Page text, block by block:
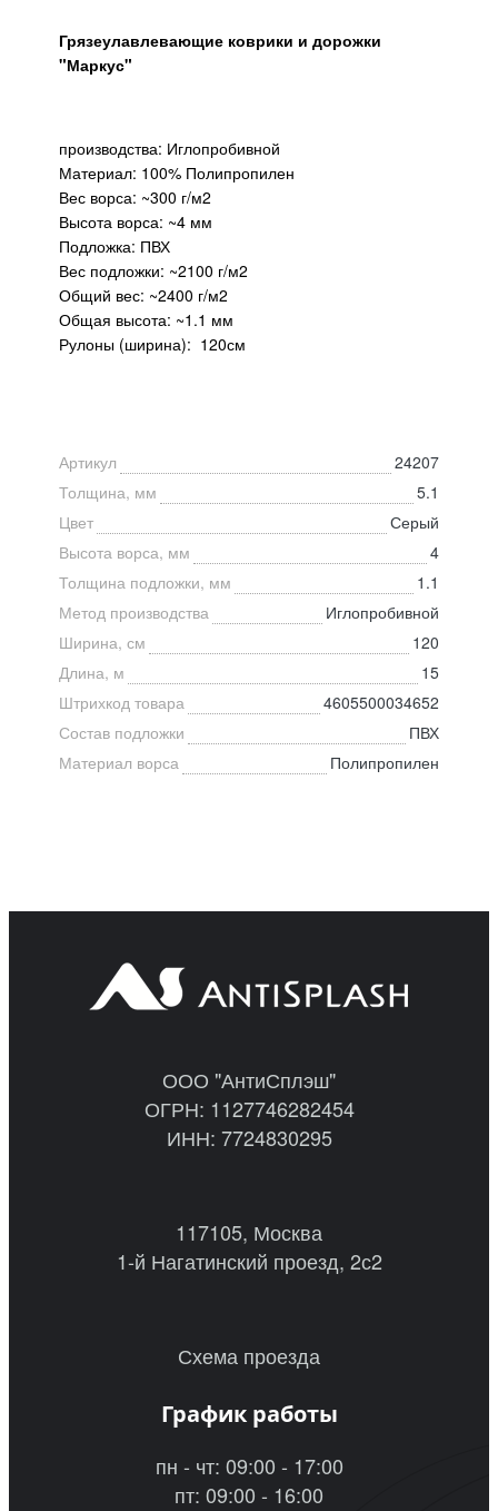
Грязеулавлевающие коврики и дорожки
"Маркус"
производства: Иглопробивной
Материал: 100% Полипропилен
Вес ворса: ~300 г/м2
Высота ворса: ~4 мм
Подложка: ПВХ
Вес подложки: ~2100 г/м2
Общий вес: ~2400 г/м2
Общая высота: ~1.1 мм
Рулоны (ширина): 120см
Артикул
24207
Толщина, мм
5.1
Цвет
Серый
Высота ворса, мм
4
Толщина подложки, мм
1.1
Метод производства
Иглопробивной
Ширина, см
120
Длина, м
15
Штрихкод товара
4605500034652
Состав подложки
ПВХ
Материал ворса
Полипропилен
ООО "АнтиСплэш"
ОГРН: 1127746282454
ИНН: 7724830295
117105, Москва
1-й Нагатинский проезд, 2с2
Схема проезда
График работы
пн - чт: 09:00 - 17:00
пт: 09:00 - 16:00